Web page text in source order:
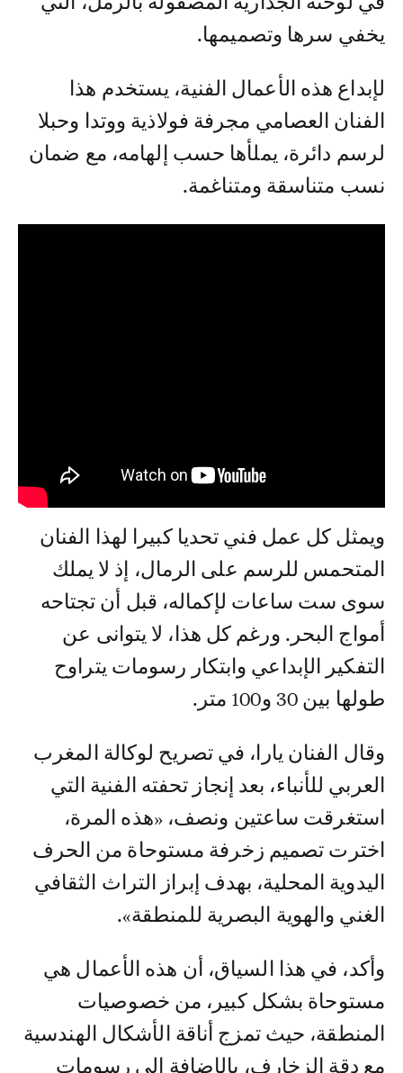
يخفي سرها وتصميمها.
لإبداع هذه الأعمال الفنية، يستخدم هذا
الفنان العصامي مجرفة فولاذية ووتدا وحبلا
لرسم دائرة، يملأها حسب إلهامه، مع ضمان
نسب متناسقة ومتناغمة.
ويمثل كل عمل فني تحديا كبيرا لهذا الفنان
المتحمس للرسم على الرمال، إذ لا يملك
سوى ست ساعات لإكماله، قبل أن تجتاحه
أمواج البحر. ورغم كل هذا، لا يتوانى عن
التفكير الإبداعي وابتكار رسومات يتراوح
طولها بين 30 و100 متر.
وقال الفنان يارا، في تصريح لوكالة المغرب
العربي للأنباء، بعد إنجاز تحفته الفنية التي
استغرقت ساعتين ونصف، «هذه المرة،
اخترت تصميم زخرفة مستوحاة من الحرف
اليدوية المحلية، بهدف إبراز التراث الثقافي
الغني والهوية البصرية للمنطقة».
وأكد، في هذا السياق، أن هذه الأعمال هي
مستوحاة بشكل كبير، من خصوصيات
المنطقة، حيث تمزج أناقة الأشكال الهندسية
مع دقة الزخارف، بالإضافة إلى رسومات